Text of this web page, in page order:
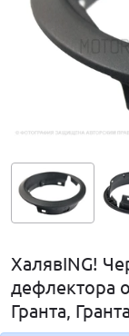
ХалявING!
дефлектора
Гранта,